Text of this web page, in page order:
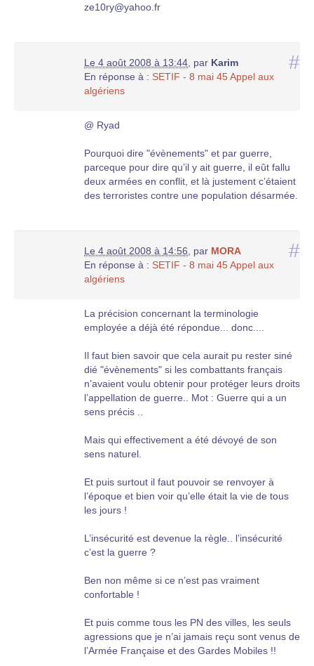
ze10ry@yahoo.fr
#
Le 4 août 2008 à 13:44 par Karim
En réponse à : SETIF - 8 mai 45 Appel aux
algériens
@ Ryad
Pourquoi dire "évènements" et par guerre,
parceque pour dire qu’il y ait guerre, il eût fallu
deux armées en conflit, et là justement c’étaient
des terroristes contre une population désarmée.
#
Le 4 août 2008 à 14:56 par MORA
En réponse à : SETIF - 8 mai 45 Appel aux
algériens
La précision concernant la terminologie
employée a déjà été répondue... donc....
Il faut bien savoir que cela aurait pu rester siné
dié "évènements" si les combattants français
n’avaient voulu obtenir pour protéger leurs droits
l’appellation de guerre.. Mot : Guerre qui a un
sens précis ..
Mais qui effectivement a été dévoyé de son
sens naturel.
Et puis surtout il faut pouvoir se renvoyer à
l’époque et bien voir qu’elle était la vie de tous
les jours !
L’insécurité est devenue la règle.. l’insécurité
c’est la guerre ?
Ben non même si ce n’est pas vraiment
confortable !
Et puis comme tous les PN des villes, les seuls
agressions que je n’ai jamais reçu sont venus de
l’Armée Française et des Gardes Mobiles !!